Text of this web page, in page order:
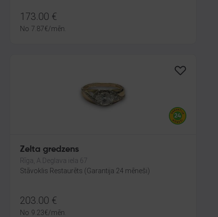
173.00 €
No 7.87€/mēn.
Zelta gredzens
Rīga, A.Deglava iela 67
Stāvoklis Restaurēts (Garantija 24 mēneši)
203.00 €
No 9.23€/mēn.